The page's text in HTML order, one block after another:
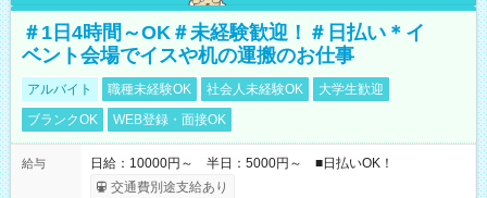
＃1日4時間～OK＃未経験歓迎！＃日払い＊イ
ベント会場でイスや机の運搬のお仕事
アルバイト 職種未経験OK 社会人未経験OK
大学生歓迎
ブランクOK
WEB登録・面接OK
給与
日給：10000円～ 半日：5000円～ ■日払いOK！
交通費別途支給あり